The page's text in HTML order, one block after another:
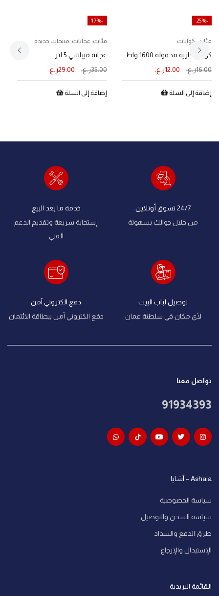
-25%
فئات: كوايات
كواية بخارية محمولة 1600 واط
16.00ر.ع. 12.00ر.ع.
إضافة إلى السلة
-17%
فئات:عجانات, منتجات جديدة
عجانة ميباشي 5 لتر
35.00ر.ع. 29.00ر.ع.
إضافة إلى السلة
24/7 تسوق أونلاين
من خلال جوالك بسهولة
خدمة ما بعد البيع
إستجابة سريعة وتقديم الدعم
الفني
توصيل لباب البيت
لأي مكان في سلطنة عمان
دفع الكتروني آمن
دفع الكتروني آمن ببطاقة الائتمان
تواصل معنا
91934393
Ashaia – آشايا
سياسة الخصوصية
سياسة الشحن والتوصيل
طرق الدفع والسداد
الإستبدال والإرجاع
القائمة البريدية